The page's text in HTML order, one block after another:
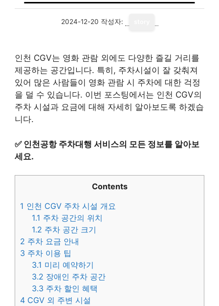
2024-12-20 작성자:
인천 CGV는 영화 관람 외에도 다양한 즐길 거리를
제공하는 공간입니다. 특히, 주차시설이 잘 갖춰져
있어 많은 사람들이 영화 관람 시 주차에 대한 걱정
을 덜 수 있습니다. 이번 포스팅에서는 인천 CGV의
주차 시설과 요금에 대해 자세히 알아보도록 하겠습
니다.
✅ 인천공항 주차대행 서비스의 모든 정보를 알아보
세요.
Contents
1 인천 CGV 주차 시설 개요
1.1 주차 공간의 위치
1.2 주차 공간 크기
2 주차 요금 안내
3 주차 이용 팁
3.1 미리 예약하기
3.2 장애인 주차 공간
3.3 주차 할인 혜택
4 CGV 외 주변 시설